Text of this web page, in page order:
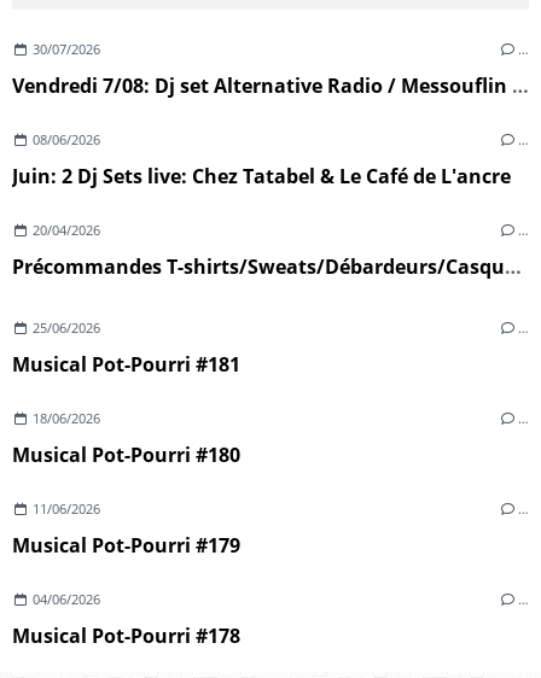
30/07/2026 …
Vendredi 7/08: Dj set Alternative Radio / Messouflin (Ploumoguer)
08/06/2026 …
Juin: 2 Dj Sets live: Chez Tatabel & Le Café de L'ancre
20/04/2026 …
Précommandes T-shirts/Sweats/Débardeurs/Casquettes
25/06/2026 …
Musical Pot-Pourri #181
18/06/2026 …
Musical Pot-Pourri #180
11/06/2026 …
Musical Pot-Pourri #179
04/06/2026 …
Musical Pot-Pourri #178